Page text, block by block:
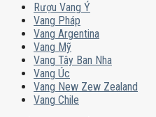
Rượu Vang Ý
Vang Pháp
Vang Argentina
Vang Mỹ
Vang Tây Ban Nha
Vang Úc
Vang New Zew Zealand
Vang Chile